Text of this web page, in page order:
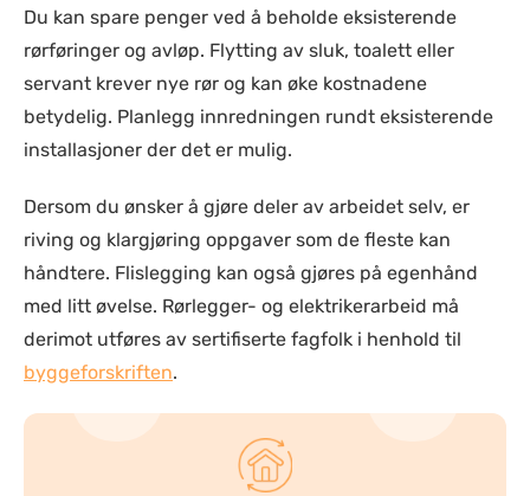
Du kan spare penger ved å beholde eksisterende
rørføringer og avløp. Flytting av sluk, toalett eller
servant krever nye rør og kan øke kostnadene
betydelig. Planlegg innredningen rundt eksisterende
installasjoner der det er mulig.
Dersom du ønsker å gjøre deler av arbeidet selv, er
riving og klargjøring oppgaver som de fleste kan
håndtere. Flislegging kan også gjøres på egenhånd
med litt øvelse. Rørlegger- og elektrikerarbeid må
derimot utføres av sertifiserte fagfolk i henhold til
byggeforskriften.